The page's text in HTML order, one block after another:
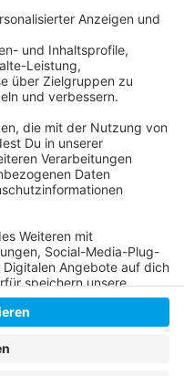
auch an anderen